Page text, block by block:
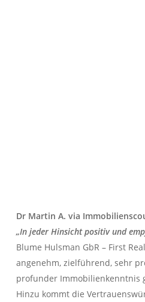
Dr Martin A. via
„In jeder Hinsicht positiv und
Blume Hulsman GbR – First
angenehm, zielführend, sehr
profunder Immobilienkenntnis
Hinzu kommt die